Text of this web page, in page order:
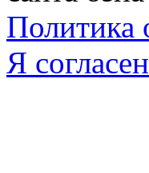
Я согласен